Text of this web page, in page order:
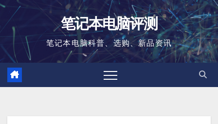
跳
至
笔记本电脑评测
笔记本电脑科普、选购、新品资讯